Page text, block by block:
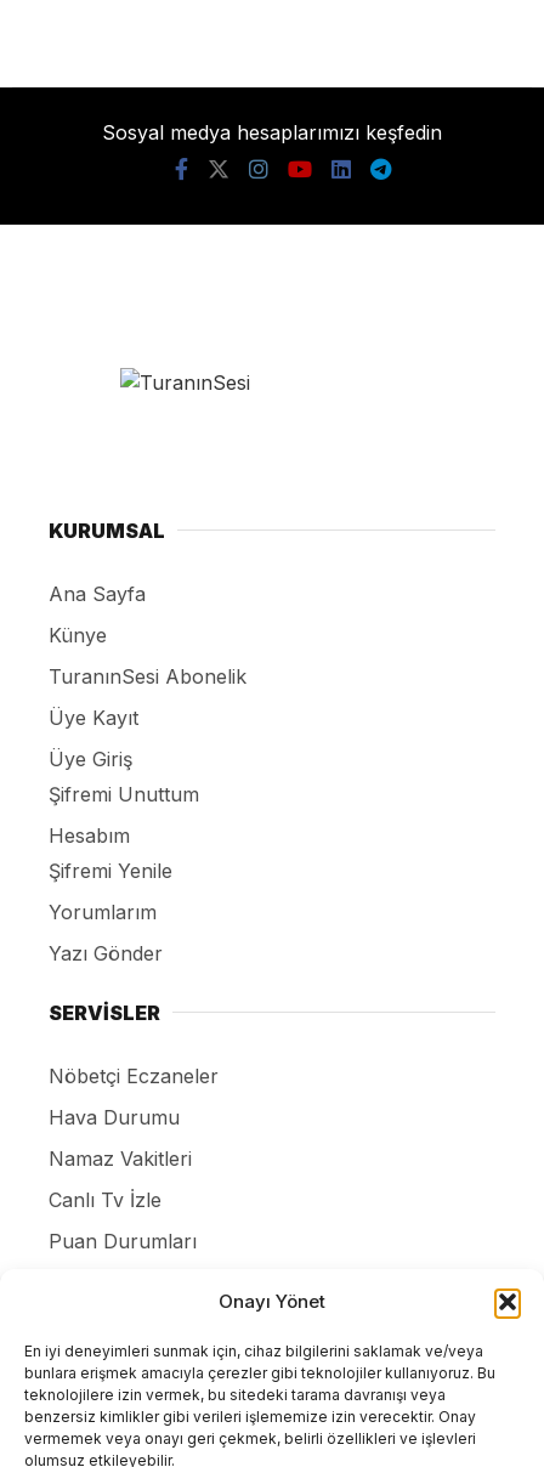
Onayı Yönet
En iyi deneyimleri sunmak için, cihaz bilgilerini saklamak ve/veya
bunlara erişmek amacıyla çerezler gibi teknolojiler kullanıyoruz. Bu
teknolojilere izin vermek, bu sitedeki tarama davranışı veya
benzersiz kimlikler gibi verileri işlememize izin verecektir. Onay
vermemek veya onayı geri çekmek, belirli özellikleri ve işlevleri
olumsuz etkileyebilir.
Sosyal medya hesaplarımızı keşfedin
KURUMSAL
Ana Sayfa
Künye
TuranınSesi Abonelik
Üye Kayıt
Üye Giriş
Şifremi Unuttum
Hesabım
Şifremi Yenile
Yorumlarım
Yazı Gönder
SERVİSLER
Nöbetçi Eczaneler
Hava Durumu
Namaz Vakitleri
Canlı Tv İzle
Puan Durumları
İletişim